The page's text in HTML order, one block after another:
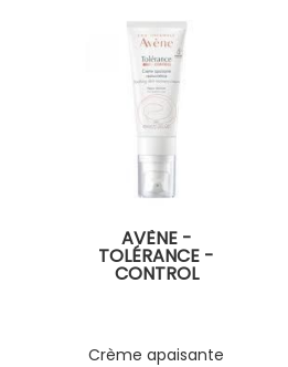
AVÈNE -
TOLÉRANCE -
CONTROL
Crème apaisante